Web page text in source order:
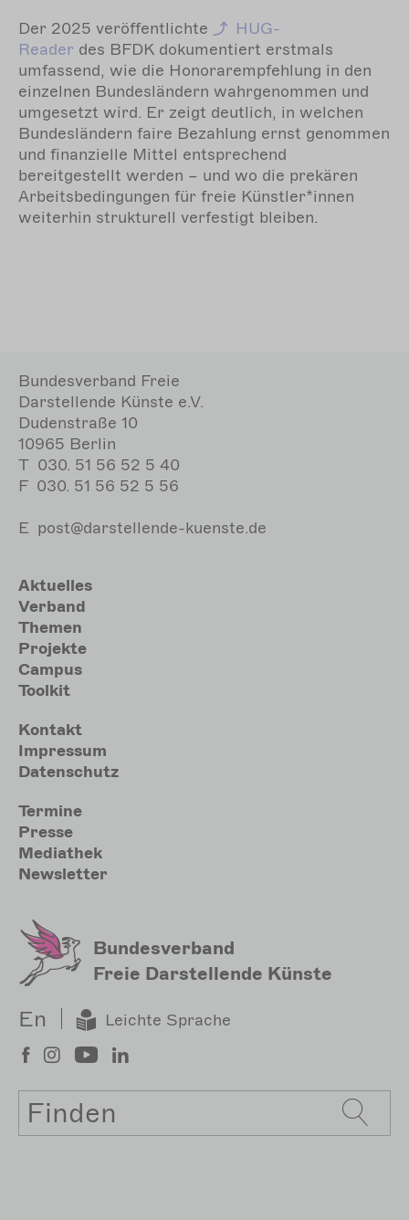
Der 2025 veröffentlichte
HUG-
Reader des BFDK dokumentiert erstmals
umfassend, wie die Honorarempfehlung in den
einzelnen Bundesländern wahrgenommen und
umgesetzt wird. Er zeigt deutlich, in welchen
Bundesländern faire Bezahlung ernst genommen
und finanzielle Mittel entsprechend
bereitgestellt werden – und wo die prekären
Arbeitsbedingungen für freie Künstler*innen
weiterhin strukturell verfestigt bleiben.
Bundesverband Freie
Darstellende Künste e.V.
Dudenstraße 10
10965 Berlin
T 030. 51 56 52 5 40
F 030. 51 56 52 5 56
E post@darstellende-kuenste.de
Hauptnavigation
Aktuelles
Verband
Themen
Projekte
Campus
Toolkit
Meta
Kontakt
Impressum
Datenschutz
Sekundärmenu
Termine
Presse
Mediathek
Newsletter
Bundesverband
Freie Darstellende Künste
En Leichte Sprache
Suche